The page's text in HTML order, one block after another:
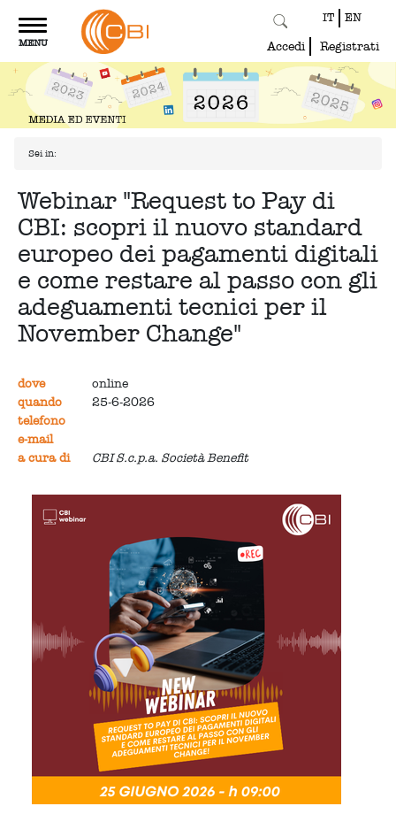
Toggle
navigation
MENU
IT EN
Accedi Registrati
Sei in:
Webinar "Request to Pay di
CBI: scopri il nuovo standard
europeo dei pagamenti digitali
e come restare al passo con gli
adeguamenti tecnici per il
November Change"
dove
online
quando
25-6-2026
telefono
e-mail
a cura di
CBI S.c.p.a. Società Benefit